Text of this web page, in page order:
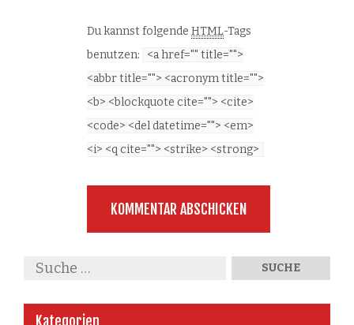
Du kannst folgende HTML-Tags
benutzen:
<a href="" title="">
<abbr title=""> <acronym title="">
<b> <blockquote cite=""> <cite>
<code> <del datetime=""> <em>
<i> <q cite=""> <strike> <strong>
Kategorien